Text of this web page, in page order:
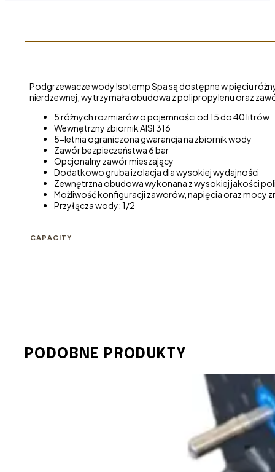
Podgrzewacze wody Isotemp Spa są dostępne w pięciu
nierdzewnej, wytrzymała obudowa z polipropylenu oraz
5 różnych rozmiarów o pojemności od 15 do 40 litrów
Wewnętrzny zbiornik AISI 316
5-letnia ograniczona gwarancja na zbiornik wody
Zawór bezpieczeństwa 6 bar
Opcjonalny zawór mieszający
Dodatkowo gruba izolacja dla wysokiej wydajności
Zewnętrzna obudowa wykonana z wysokiej jakości
Możliwość konfiguracji zaworów, napięcia oraz mocy
Przyłącza wody: 1/2
CAPACITY
PODOBNE PRODUKTY